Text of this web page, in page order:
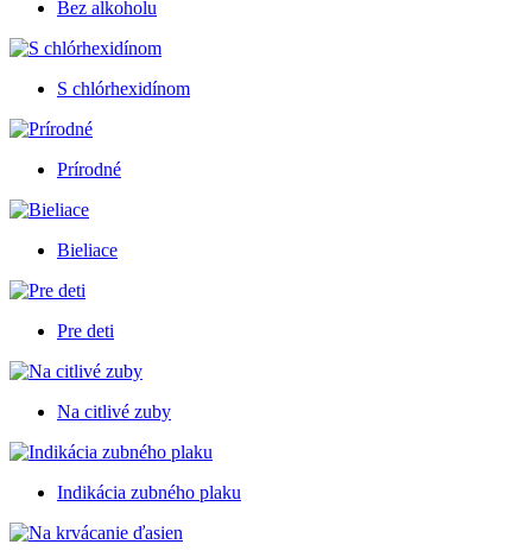
Bez alkoholu
S chlórhexidínom
Prírodné
Bieliace
Pre deti
Na citlivé zuby
Indikácia zubného plaku